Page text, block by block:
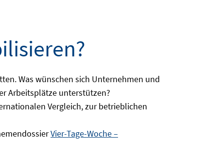
Was wünschen sich Unternehmen und
Arbeitsplätze unterstützen?
Vergleich, zur betrieblichen
Vier-Tage-Woche –